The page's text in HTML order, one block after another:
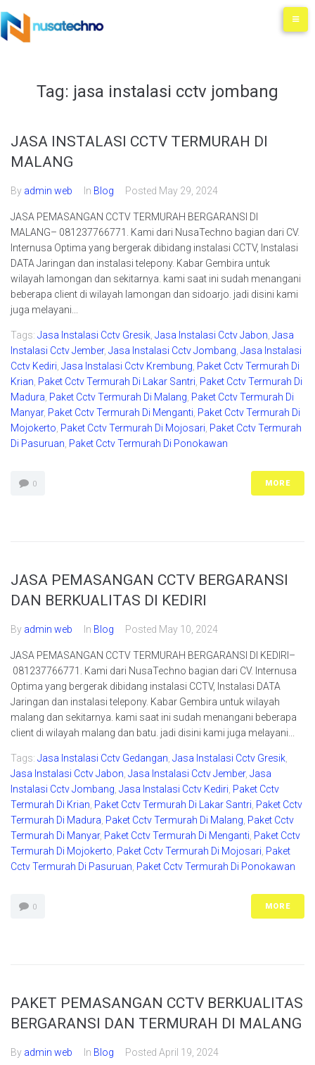
Tag: jasa instalasi cctv jombang
JASA INSTALASI CCTV TERMURAH DI
MALANG
By admin web In Blog Posted May 29, 2024
JASA PEMASANGAN CCTV TERMURAH BERGARANSI DI
MALANG– 081237766771. Kami dari NusaTechno bagian dari CV.
Internusa Optima yang bergerak dibidang instalasi CCTV, Instalasi
DATA Jaringan dan instalasi telepony. Kabar Gembira untuk
wilayah lamongan dan sekitarnya. kami saat ini sudah menangani
beberapa client di wilayah lamongan dan sidoarjo. jadi disini kami
juga melayani...
Tags: Jasa Instalasi Cctv Gresik Jasa Instalasi Cctv Jabon Jasa
Instalasi Cctv Jember, Jasa Instalasi Cctv Jombang Jasa Instalasi
Cctv Kediri Jasa Instalasi Cctv Krembung Paket Cctv Termurah Di
Krian Paket Cctv Termurah Di Lakar Santri Paket Cctv Termurah Di
Madura Paket Cctv Termurah Di Malang Paket Cctv Termurah Di
Manyar, Paket Cctv Termurah Di Menganti Paket Cctv Termurah Di
Mojokerto Paket Cctv Termurah Di Mojosari Paket Cctv Termurah
Di Pasuruan Paket Cctv Termurah Di Ponokawan
0 MORE
JASA PEMASANGAN CCTV BERGARANSI
DAN BERKUALITAS DI KEDIRI
By admin web In Blog Posted May 10, 2024
JASA PEMASANGAN CCTV TERMURAH BERGARANSI DI KEDIRI–
081237766771. Kami dari NusaTechno bagian dari CV. Internusa
Optima yang bergerak dibidang instalasi CCTV, Instalasi DATA
Jaringan dan instalasi telepony. Kabar Gembira untuk wilayah
malang dan sekitarnya. kami saat ini sudah menangani beberapa
client di wilayah malang dan batu. jadi disini kami juga melayani...
Tags: Jasa Instalasi Cctv Gedangan Jasa Instalasi Cctv Gresik
Jasa Instalasi Cctv Jabon Jasa Instalasi Cctv Jember, Jasa
Instalasi Cctv Jombang Jasa Instalasi Cctv Kediri Paket Cctv
Termurah Di Krian Paket Cctv Termurah Di Lakar Santri Paket Cctv
Termurah Di Madura Paket Cctv Termurah Di Malang Paket Cctv
Termurah Di Manyar, Paket Cctv Termurah Di Menganti Paket Cctv
Termurah Di Mojokerto Paket Cctv Termurah Di Mojosari Paket
Cctv Termurah Di Pasuruan Paket Cctv Termurah Di Ponokawan
0 MORE
PAKET PEMASANGAN CCTV BERKUALITAS
BERGARANSI DAN TERMURAH DI MALANG
By admin web In Blog Posted April 19, 2024